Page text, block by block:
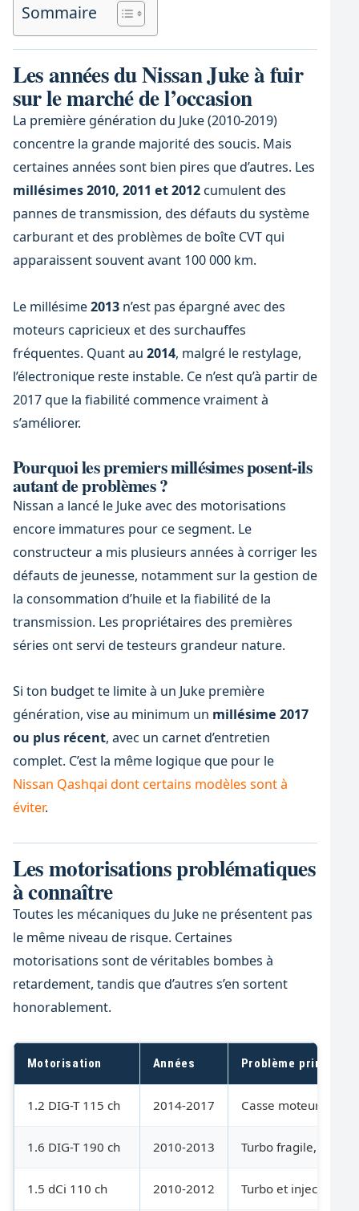
Sommaire
Les années du Nissan Juke à fuir
sur le marché de l’occasion
La première génération du Juke (2010-2019)
concentre la grande majorité des soucis. Mais
certaines années sont bien pires que d’autres. Les
millésimes 2010, 2011 et 2012cumulent des
pannes de transmission, des défauts du système
carburant et des problèmes de boîte CVT qui
apparaissent souvent avant 100 000 km.
Le millésime2013n’est pas épargné avec des
moteurs capricieux et des surchauffes
fréquentes. Quant au 2014, malgré le restylage,
l’électronique reste instable. Ce n’est qu’à partir de
2017 que la fiabilité commence vraiment à
s’améliorer.
Pourquoi les premiers millésimes posent-ils
autant de problèmes ?
Nissan a lancé le Juke avec des motorisations
encore immatures pour ce segment. Le
constructeur a mis plusieurs années à corriger les
défauts de jeunesse, notamment sur la gestion de
la consommation d’huile et la fiabilité de la
transmission. Les propriétaires des premières
séries ont servi de testeurs grandeur nature.
Si ton budget te limite à un Juke première
génération, vise au minimum un millésime 2017
ou plus récent, avec un carnet d’entretien
complet. C’est la même logique que pour le
Nissan Qashqai dont certains modèles sont à
éviter.
Les motorisations problématiques
à connaître
Toutes les mécaniques du Juke ne présentent pas
le même niveau de risque. Certaines
motorisations sont de véritables bombes à
retardement, tandis que d’autres s’en sortent
honorablement.
Motorisation Années Problème principal
1.2 DIG-T 115 ch 2014-2017 Casse moteur
1.6 DIG-T 190 ch 2010-2013 Turbo fragile, 1L
1.5 dCi 110 ch 2010-2012 Turbo et injecteurs